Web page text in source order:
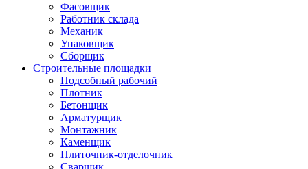
Фасовщик
Работник склада
Механик
Упаковщик
Сборщик
Строительные площадки
Подсобный рабочий
Плотник
Бетонщик
Арматурщик
Монтажник
Каменщик
Плиточник-отделочник
Сварщик